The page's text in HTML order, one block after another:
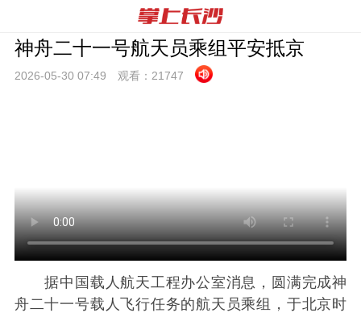
神舟二十一号航天员乘组平安抵京
2026-05-30 07:49 观看： 21747
据中国载人航天工程办公室消息，圆满完成神
舟二十一号载人飞行任务的航天员乘组，于北京时